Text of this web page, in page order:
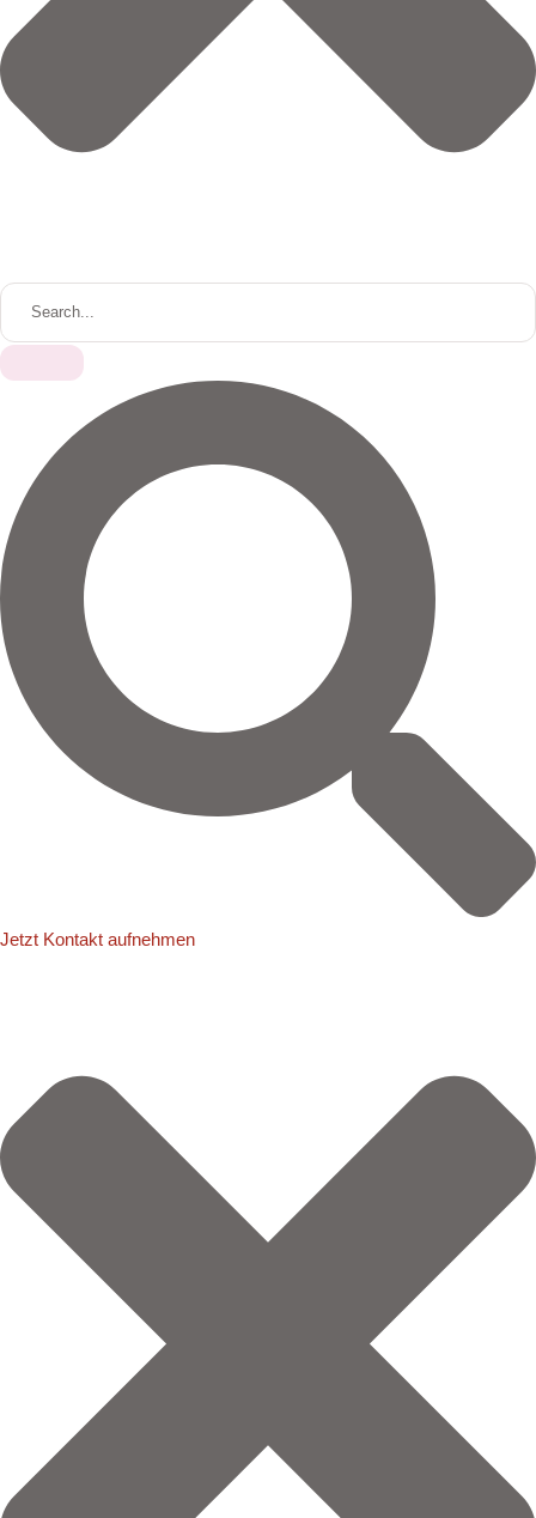
S
R
H
Jetzt Kontakt aufnehmen